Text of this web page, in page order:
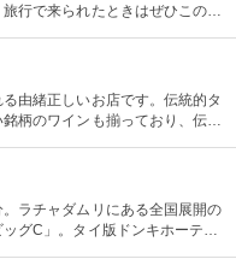
行で来られたときはぜひこのお
す。
由緒正しいお店です。伝統的タ
柄のワインも揃っており、伝統
ラチャダムリにある全国展開の
グC」。タイ版ドンキホーテと